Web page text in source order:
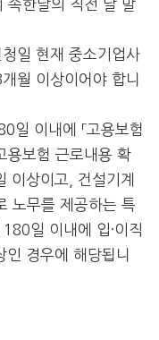
속한달의 직전 달 말
일 현재 중소기업사
월 이상이어야 합니
일 이내에 「고용보험
용보험 근로내용 확
이상이고, 건설기계
노무를 제공하는 특
일 이내에 입·이직
경우에 해당됩니